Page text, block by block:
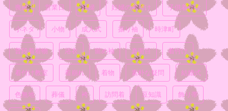
喪服 営業日 妊婦 妊婦の着付け 子供着付け
小ネタ 小物 成人式 振り袖 時津町
普段着着物 浴衣 留め袖 真面目 着付け
着付け教室 着崩れ 着物 素朴な疑問 結婚式
色無地 葬儀 袴 訪問着 豆知識 飾り帯